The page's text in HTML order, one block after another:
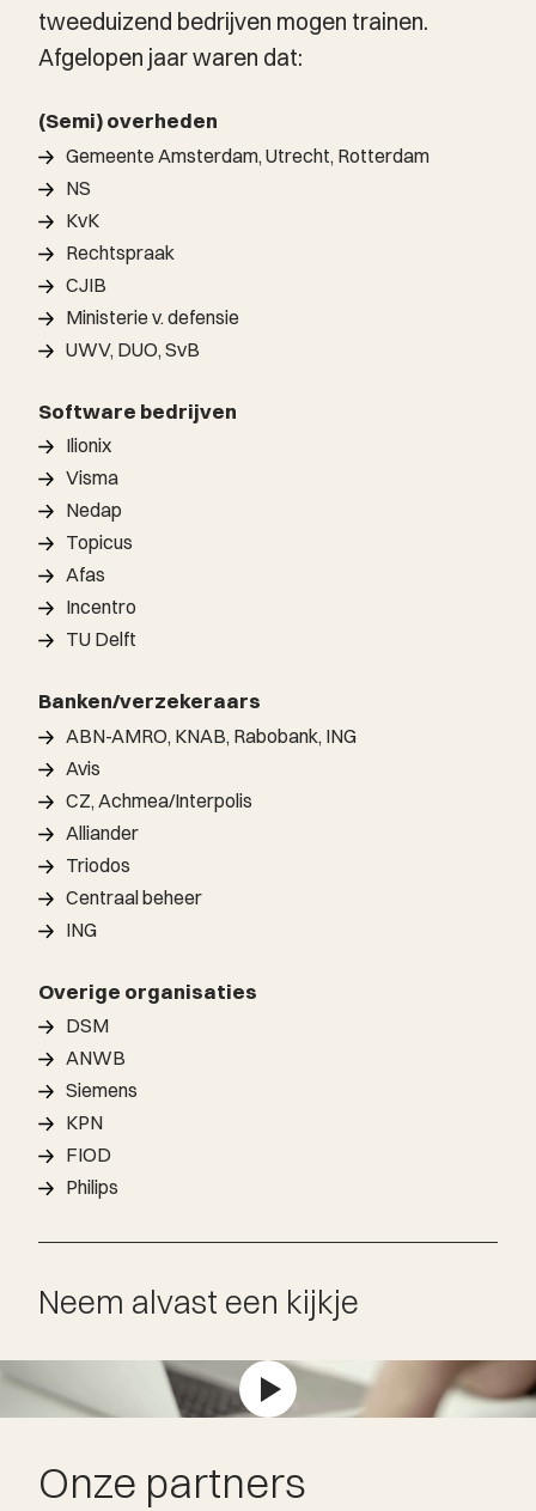
tweeduizend bedrijven mogen trainen.
Afgelopen jaar waren dat:
(Semi) overheden
Gemeente Amsterdam, Utrecht, Rotterdam
NS
KvK
Rechtspraak
CJIB
Ministerie v. defensie
UWV, DUO, SvB
Software bedrijven
Ilionix
Visma
Nedap
Topicus
Afas
Incentro
TU Delft
Banken/verzekeraars
ABN-AMRO, KNAB, Rabobank, ING
Avis
CZ, Achmea/Interpolis
Alliander
Triodos
Centraal beheer
ING
Overige organisaties
DSM
ANWB
Siemens
KPN
FIOD
Philips
Neem alvast een kijkje
Onze partners